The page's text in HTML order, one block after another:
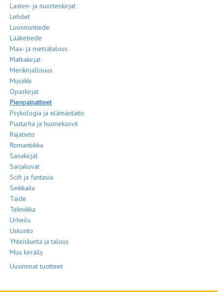
Lasten- ja nuortenkirjat
Lehdet
Luonnontiede
Lääketiede
Maa- ja metsätalous
Matkakirjat
Merikirjallisuus
Musiikki
Opaskirjat
Pienpainatteet
Psykologia ja elämäntaito
Puutarha ja huonekasvit
Rajatieto
Romantiikka
Sanakirjat
Sarjakuvat
Scifi ja fantasia
Seikkailu
Taide
Tekniikka
Urheilu
Uskonto
Yhteiskunta ja talous
Muu keräily
Uusimmat tuotteet